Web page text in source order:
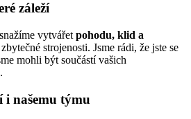
záleží
vytvářet pohodu, klid a
strojenosti. Jsme rádi, že jste se
mohli být součástí vašich
i našemu týmu